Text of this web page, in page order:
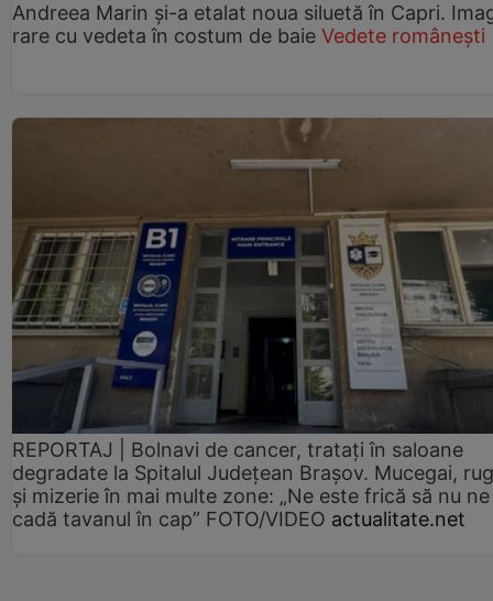
Andreea Marin și-a etalat noua siluetă în Capri.
rare cu vedeta în costum de baie Vedete românești
REPORTAJ | Bolnavi de cancer, tratați în saloane
degradate la Spitalul Județean Brașov. Mucegai,
și mizerie în mai multe zone: „Ne este frică să nu ne
cadă tavanul în cap” FOTO/VIDEO actualitate.net